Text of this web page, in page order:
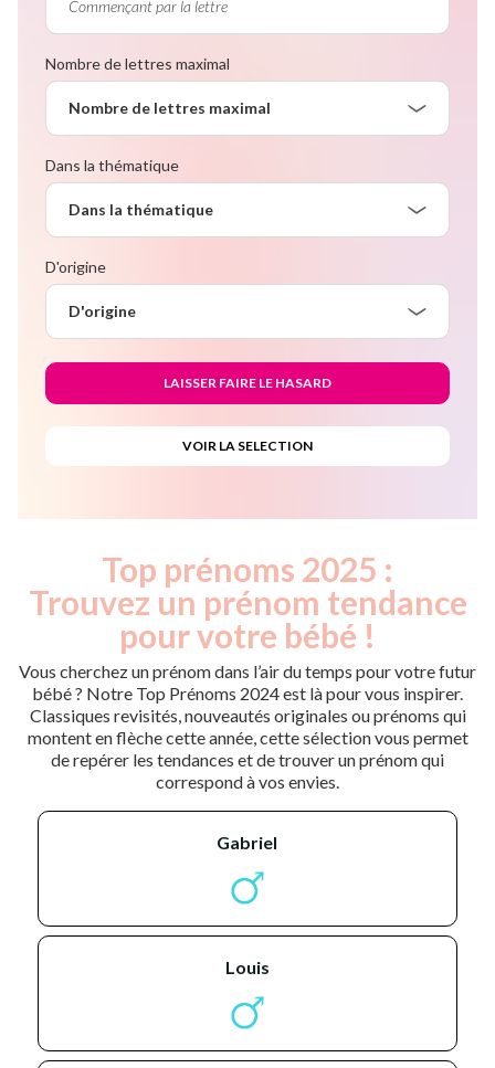
Nombre de lettres maximal
Nombre de lettres maximal
Dans la thématique
Dans la thématique
D'origine
D'origine
Top prénoms 2025 :
Trouvez un prénom tendance
pour votre bébé !
Vous cherchez un prénom dans l’air du temps pour votre futur
bébé ? Notre Top Prénoms 2024 est là pour vous inspirer.
Classiques revisités, nouveautés originales ou prénoms qui
montent en flèche cette année, cette sélection vous permet
de repérer les tendances et de trouver un prénom qui
correspond à vos envies.
gabriel
louis